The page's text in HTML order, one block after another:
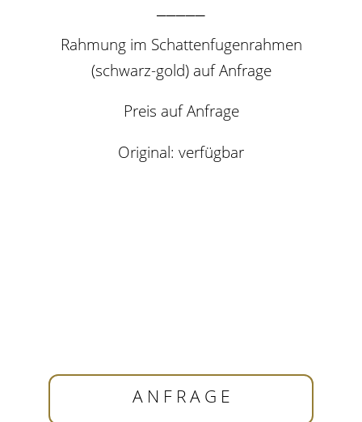
Rahmung im Schattenfugenrahmen
(schwarz-gold) auf Anfrage
Preis aufAnfrage
Original: verfügbar
A N F R A G E